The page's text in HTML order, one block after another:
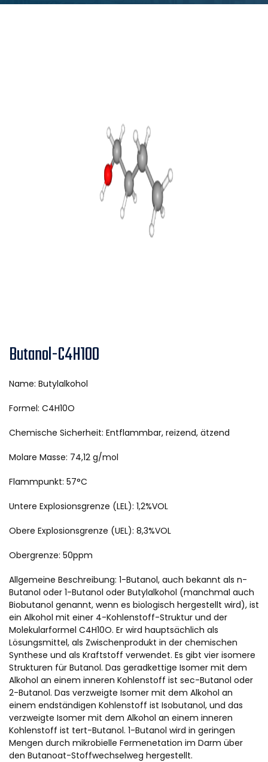
Butanol-C4H10O
Name: Butylalkohol
Formel: C4H10O
Chemische Sicherheit: Entflammbar, reizend, ätzend
Molare Masse: 74,12 g/mol
Flammpunkt: 57°C
Untere Explosionsgrenze (LEL): 1,2%VOL
Obere Explosionsgrenze (UEL): 8,3%VOL
Obergrenze: 50ppm
Allgemeine Beschreibung: 1-Butanol, auch bekannt als n-
Butanol oder 1-Butanol oder Butylalkohol (manchmal auch
Biobutanol genannt, wenn es biologisch hergestellt wird), ist
ein Alkohol mit einer 4-Kohlenstoff-Struktur und der
Molekularformel C4H10O. Er wird hauptsächlich als
Lösungsmittel, als Zwischenprodukt in der chemischen
Synthese und als Kraftstoff verwendet. Es gibt vier isomere
Strukturen für Butanol. Das geradkettige Isomer mit dem
Alkohol an einem inneren Kohlenstoff ist sec-Butanol oder
2-Butanol. Das verzweigte Isomer mit dem Alkohol an
einem endständigen Kohlenstoff ist Isobutanol, und das
verzweigte Isomer mit dem Alkohol an einem inneren
Kohlenstoff ist tert-Butanol. 1-Butanol wird in geringen
Mengen durch mikrobielle Fermenetation im Darm über
den Butanoat-Stoffwechselweg hergestellt.